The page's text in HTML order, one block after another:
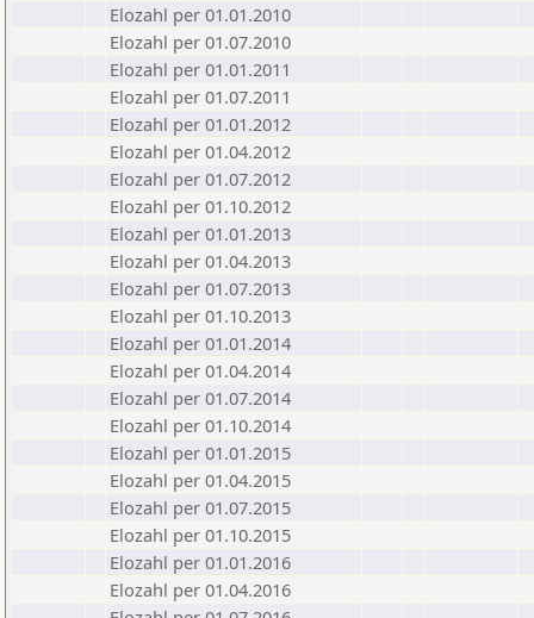
Elozahl per 01.01.2010
Elozahl per 01.07.2010
Elozahl per 01.01.2011
Elozahl per 01.07.2011
Elozahl per 01.01.2012
Elozahl per 01.04.2012
Elozahl per 01.07.2012
Elozahl per 01.10.2012
Elozahl per 01.01.2013
Elozahl per 01.04.2013
Elozahl per 01.07.2013
Elozahl per 01.10.2013
Elozahl per 01.01.2014
Elozahl per 01.04.2014
Elozahl per 01.07.2014
Elozahl per 01.10.2014
Elozahl per 01.01.2015
Elozahl per 01.04.2015
Elozahl per 01.07.2015
Elozahl per 01.10.2015
Elozahl per 01.01.2016
Elozahl per 01.04.2016